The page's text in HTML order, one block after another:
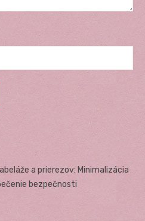
a prierezov: Minimalizácia
bezpečnosti